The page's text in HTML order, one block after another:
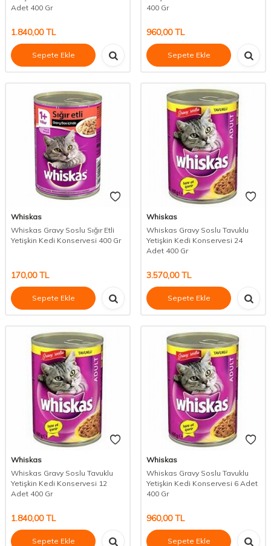
Adet 400 Gr
1.840,00TL
Sepete Ekle
400 Gr
960,00TL
Sepete Ekle
Whiskas
Whiskas Gravy Soslu Sığır Etli
Yetişkin Kedi Konservesi 400 Gr
170,00TL
Sepete Ekle
Whiskas
Whiskas Gravy Soslu Tavuklu
Yetişkin Kedi Konservesi 24
Adet 400 Gr
3.570,00TL
Sepete Ekle
Whiskas
Whiskas Gravy Soslu Tavuklu
Yetişkin Kedi Konservesi 12
Adet 400 Gr
1.840,00TL
Sepete Ekle
Whiskas
Whiskas Gravy Soslu Tavuklu
Yetişkin Kedi Konservesi 6 Adet
400 Gr
960,00TL
Sepete Ekle